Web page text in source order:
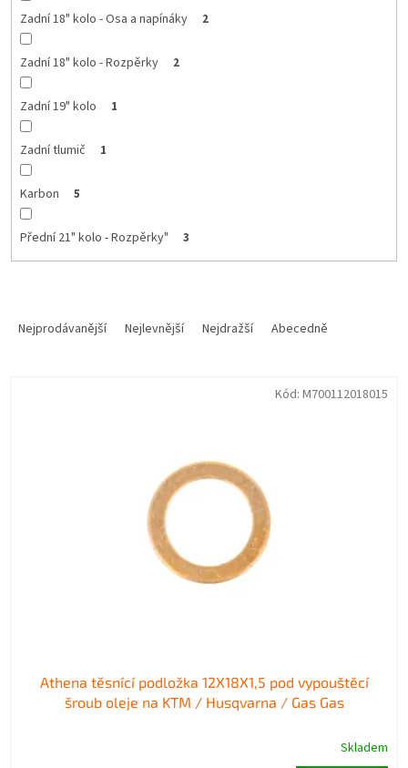
Zadní 18" kolo - Osa a napínáky 2
Zadní 18" kolo - Rozpěrky 2
Zadní 19" kolo 1
Zadní tlumič 1
Karbon 5
Přední 21" kolo - Rozpěrky" 3
Nejprodávanější Nejlevnější Nejdražší Abecedně
Athena těsnící podložka 12X18X1,5 pod vypouštěcí
šroub oleje na KTM / Husqvarna / Gas Gas
Skladem
Kód: M700112018015